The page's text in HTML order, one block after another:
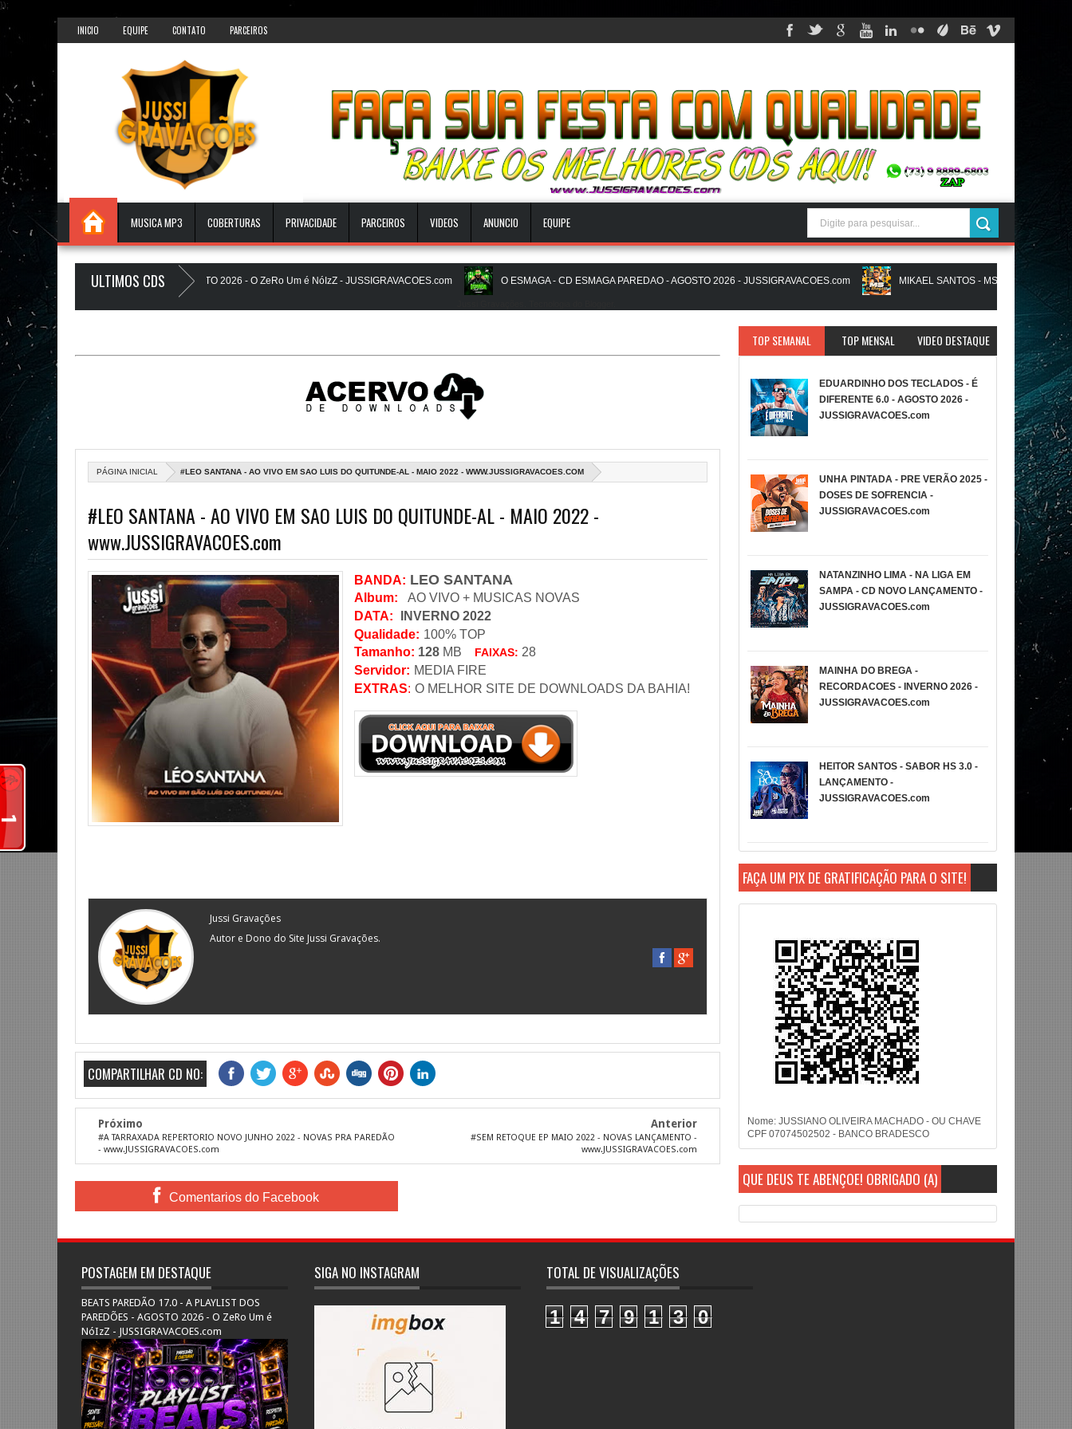
});
INICIO EQUIPE CONTATO PARCEIROS
MUSICA MP3 COBERTURAS PRIVACIDADE PARCEIROS VIDEOS ANUNCIO EQUIPE
ULTIMOS CDS
- A PLAYLIST DOS PAREDÕES - AGOSTO 2026 - O ZeRo Um é NóIzZ - JUSSIGRAVACOES.com O ESMAGA - CD ESMAGA PAREDAO - AGOSTO 2026 - JUSSIGRAVACOES.com MIKAEL SANTOS - MS IN BREGA VI -
Ta Gostosa 5.0 - LANÇAMENTO - JUSSIGRAVACOES.com NATANZINHO LIMA - NA LIGA EM SAMPA - CD NOVO LANÇAMENTO -
PÁGINA INICIAL #LEO SANTANA - AO VIVO EM SAO LUIS DO QUITUNDE-AL - MAIO 2022 - WWW.JUSSIGRAVACOES.COM
#LEO SANTANA - AO VIVO EM SAO LUIS DO QUITUNDE-AL - MAIO 2022 -
www.JUSSIGRAVACOES.com
BANDA: LEO SANTANA
Album:
AO VIVO + MUSICAS NOVAS
DATA:
INVERNO 2022
Qualidade: 100% TOP
Tamanho: 128 MB FAIXAS: 28
Servidor: MEDIA FIRE
EXTRAS: O MELHOR SITE DE DOWNLOADS DA BAHIA!
Jussi Gravações
Autor e Dono do Site Jussi Gravações.
COMPARTILHAR CD NO:
Próximo
#A TARRAXADA REPERTORIO NOVO JUNHO 2022 - NOVAS PRA PAREDÃO
- www.JUSSIGRAVACOES.com
Anterior
#SEM RETOQUE EP MAIO 2022 - NOVAS LANÇAMENTO -
www.JUSSIGRAVACOES.com
Comentarios do Facebook
TOP SEMANAL TOP MENSAL VIDEO DESTAQUE
EDUARDINHO DOS TECLADOS - É
DIFERENTE 6.0 - AGOSTO 2026 -
JUSSIGRAVACOES.com
UNHA PINTADA - PRE VERÃO 2025 -
DOSES DE SOFRENCIA -
JUSSIGRAVACOES.com
NATANZINHO LIMA - NA LIGA EM
SAMPA - CD NOVO LANÇAMENTO -
JUSSIGRAVACOES.com
MAINHA DO BREGA -
RECORDACOES - INVERNO 2026 -
JUSSIGRAVACOES.com
HEITOR SANTOS - SABOR HS 3.0 -
LANÇAMENTO -
JUSSIGRAVACOES.com
FAÇA UM PIX DE GRATIFICAÇÃO PARA O SITE!
Nome: JUSSIANO OLIVEIRA MACHADO - OU CHAVE
CPF 07074502502 - BANCO BRADESCO
QUE DEUS TE ABENÇOE! OBRIGADO (A)
POSTAGEM EM DESTAQUE
BEATS PAREDÃO 17.0 - A PLAYLIST DOS
PAREDÕES - AGOSTO 2026 - O ZeRo Um é
NóIzZ - JUSSIGRAVACOES.com
SIGA NO INSTAGRAM TOTAL DE VISUALIZAÇÕES
1 4 7 9 1 3 0